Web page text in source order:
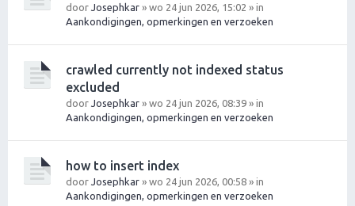
door Josephkar » wo 24 jun 2026, 15:02 » in
Aankondigingen, opmerkingen en verzoeken
crawled currently not indexed status
excluded
door Josephkar » wo 24 jun 2026, 08:39 » in
Aankondigingen, opmerkingen en verzoeken
how to insert index
door Josephkar » wo 24 jun 2026, 00:58 » in
Aankondigingen, opmerkingen en verzoeken